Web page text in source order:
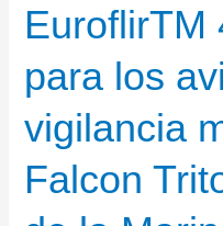
y
VSR700
en
apoyo
a
su
industria
de
EuroflirTM
para los
vigilancia
Falcon